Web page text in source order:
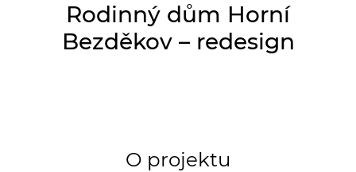
Rodinný dům Horní
Bezděkov – redesign
O projektu